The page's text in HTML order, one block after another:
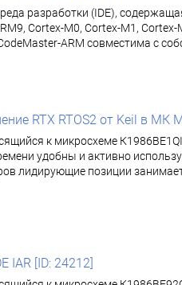
разработки (IDE),
Cortex-M0, Cortex-M1,
ARM совместима с
RTX RTOS2 от Keil в МК
к микросхеме
удобны и активно
лидирующие позиции занимает
IAR [ID: 24212]